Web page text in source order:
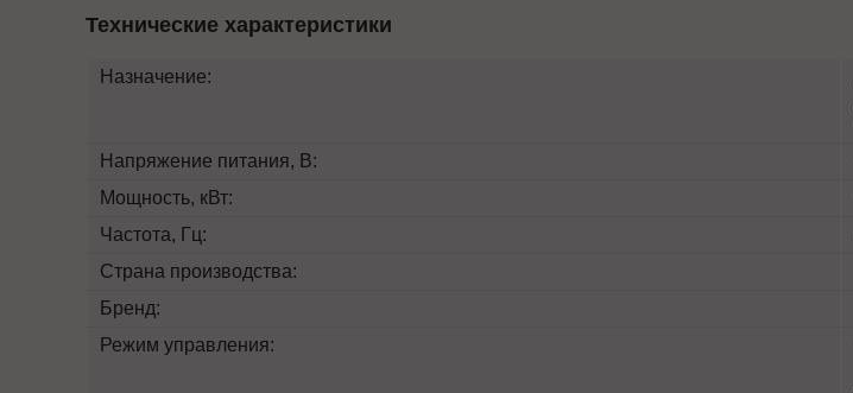
Технические характеристики
Назначение:
Напряжение питания, В:
Мощность, кВт:
Частота, Гц:
Страна производства:
Бренд:
Режим управления: